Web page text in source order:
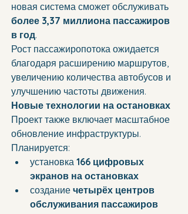
новая система сможет обслуживать
более 3,37 миллиона пассажиров
в год.
Рост пассажиропотока ожидается
благодаря расширению маршрутов,
увеличению количества автобусов и
улучшению частоты движения.
Новые технологии на остановках
Проект также включает масштабное
обновление инфраструктуры.
Планируется:
установка 166 цифровых
экранов на остановках
создание четырёх центров
обслуживания пассажиров